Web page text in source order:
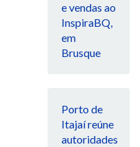
e vendas ao
InspiraBQ,
em
Brusque
Porto de
Itajaí reúne
autoridades